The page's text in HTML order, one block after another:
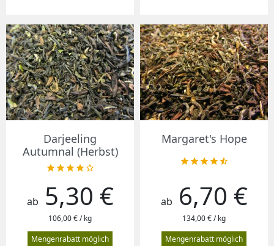
Darjeeling
Autumnal (Herbst)

Preis
ab 5,30 €
106,00 € / kg
Mengenrabatt möglich
Margaret's Hope

Preis
ab 6,70 €
134,00 € / kg
Mengenrabatt möglich